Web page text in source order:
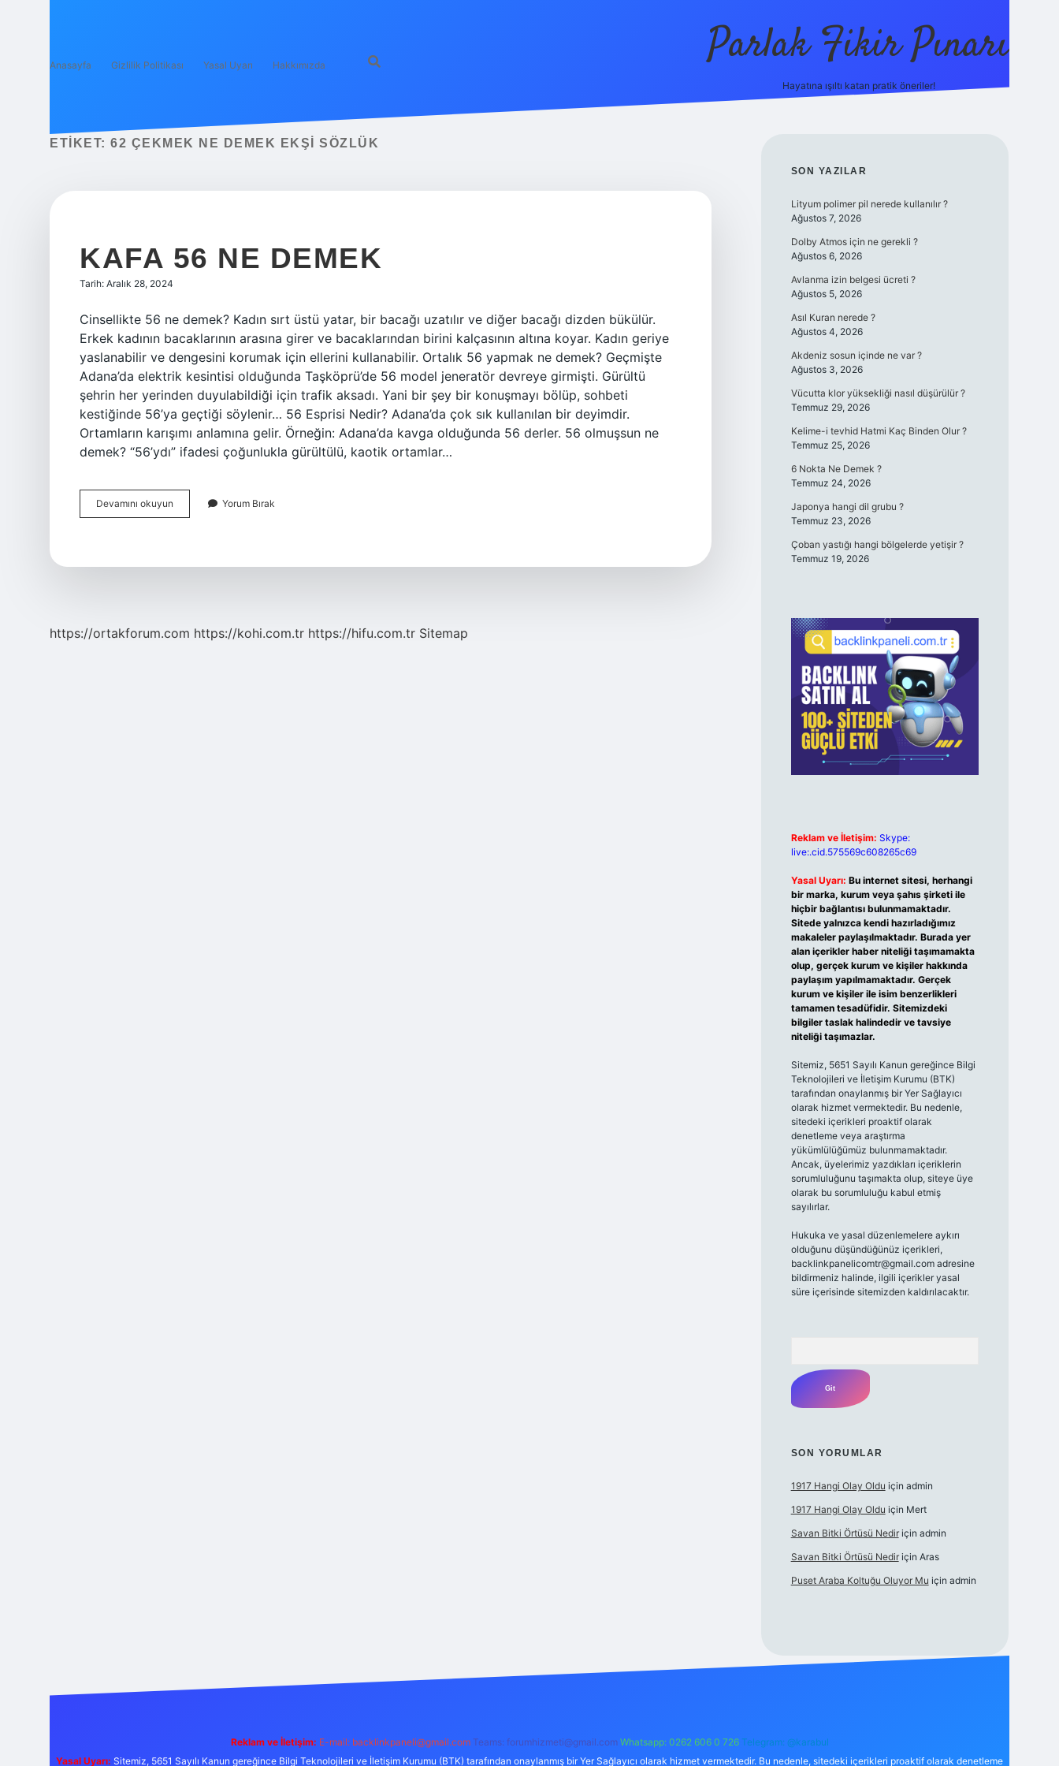
Anasayfa Gizlilik Politikası Yasal Uyarı Hakkımızda Parlak Fikir Pınarı
Hayatına ışıltı katan pratik öneriler!
ETIKET: 62 ÇEKMEK NE DEMEK EKŞI SÖZLÜK
KAFA 56 NE DEMEK
Tarih: Aralık 28, 2024
Cinsellikte 56 ne demek? Kadın sırt üstü yatar, bir bacağı uzatılır ve diğer bacağı dizden bükülür.
Erkek kadının bacaklarının arasına girer ve bacaklarından birini kalçasının altına koyar. Kadın geriye
yaslanabilir ve dengesini korumak için ellerini kullanabilir. Ortalık 56 yapmak ne demek? Geçmişte
Adana’da elektrik kesintisi olduğunda Taşköprü’de 56 model jeneratör devreye girmişti. Gürültü
şehrin her yerinden duyulabildiği için trafik aksadı. Yani bir şey bir konuşmayı bölüp, sohbeti
kestiğinde 56’ya geçtiği söylenir… 56 Esprisi Nedir? Adana’da çok sık kullanılan bir deyimdir.
Ortamların karışımı anlamına gelir. Örneğin: Adana’da kavga olduğunda 56 derler. 56 olmuşsun ne
demek? “56’ydı” ifadesi çoğunlukla gürültülü, kaotik ortamlar…
Devamını okuyun
56
Yorum Bırak
https://ortakforum.com https://kohi.com.tr https://hifu.com.tr Sitemap
SIDEBAR
SON YAZILAR
Lityum polimer pil nerede kullanılır ?
Ağustos 7, 2026
Dolby Atmos için ne gerekli ?
Ağustos 6, 2026
Avlanma izin belgesi ücreti ?
Ağustos 5, 2026
Asıl Kuran nerede ?
Ağustos 4, 2026
Akdeniz sosun içinde ne var ?
Ağustos 3, 2026
Vücutta klor yüksekliği nasıl düşürülür ?
Temmuz 29, 2026
Kelime-i tevhid Hatmi Kaç Binden Olur ?
Temmuz 25, 2026
6 Nokta Ne Demek ?
Temmuz 24, 2026
Japonya hangi dil grubu ?
Temmuz 23, 2026
Çoban yastığı hangi bölgelerde yetişir ?
Temmuz 19, 2026
Reklam ve İletişim: Skype:
live:.cid.575569c608265c69
Yasal Uyarı: Bu internet sitesi, herhangi
bir marka, kurum veya şahıs şirketi ile
hiçbir bağlantısı bulunmamaktadır.
Sitede yalnızca kendi hazırladığımız
makaleler paylaşılmaktadır. Burada yer
alan içerikler haber niteliği taşımamakta
olup, gerçek kurum ve kişiler hakkında
paylaşım yapılmamaktadır. Gerçek
kurum ve kişiler ile isim benzerlikleri
tamamen tesadüfidir. Sitemizdeki
bilgiler taslak halindedir ve tavsiye
niteliği taşımazlar.
Sitemiz, 5651 Sayılı Kanun gereğince Bilgi
Teknolojileri ve İletişim Kurumu (BTK)
tarafından onaylanmış bir Yer Sağlayıcı
olarak hizmet vermektedir. Bu nedenle,
sitedeki içerikleri proaktif olarak
denetleme veya araştırma
yükümlülüğümüz bulunmamaktadır.
Ancak, üyelerimiz yazdıkları içeriklerin
sorumluluğunu taşımakta olup, siteye üye
olarak bu sorumluluğu kabul etmiş
sayılırlar.
Hukuka ve yasal düzenlemelere aykırı
olduğunu düşündüğünüz içerikleri,
backlinkpanelicomtr@gmail.comadresine
bildirmeniz halinde, ilgili içerikler yasal
süre içerisinde sitemizden kaldırılacaktır.
SON YORUMLAR
1917 Hangi Olay Oldu için admin
1917 Hangi Olay Oldu için Mert
Savan Bitki Örtüsü Nediriçin admin
Savan Bitki Örtüsü Nediriçin Aras
Puset Araba Koltuğu Oluyor Mu için admin
Reklam ve İletişim: E-mail: backlinkpaneli@gmail.com Teams: forumhizmeti@gmail.com Whatsapp: 0262 606 0 726 Telegram: @karabul
Yasal Uyarı: Sitemiz, 5651 Sayılı Kanun gereğince Bilgi Teknolojileri ve İletişim Kurumu (BTK) tarafından onaylanmış bir Yer Sağlayıcı olarak hizmet vermektedir. Bu nedenle, sitedeki içerikleri proaktif olarak denetleme